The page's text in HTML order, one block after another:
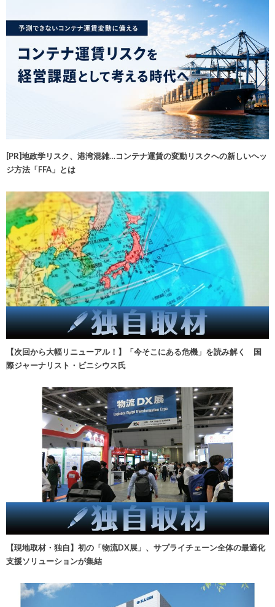
[PR]地政学リスク、港湾混雑…コンテナ運賃の変動リスクへの新しいヘッ
ジ方法「FFA」とは
【次回から大幅リニューアル！】「今そこにある危機」を読み解く 国
際ジャーナリスト・ビニシウス氏
【現地取材・独自】初の「物流DX展」、サプライチェーン全体の最適化
支援ソリューションが集結